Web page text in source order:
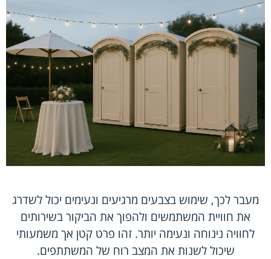
מעבר לכך, שימוש בצבעים מרגיעים ונעימים יכול לשדרג
את חוויית המשתמשים ולהפוך את הביקור בשירותים
לחוויה נינוחה ונעימה יותר. זהו פרט קטן אך משמעותי
שיכול לשנות את המצב רוח של המשתתפים.